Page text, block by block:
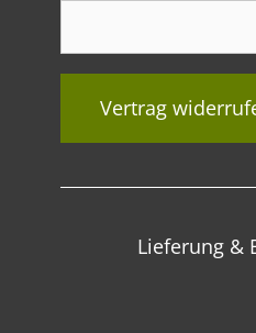
Vertrag
Lieferung &